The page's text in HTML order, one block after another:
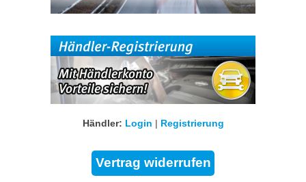
Händler: Login | Registrierung